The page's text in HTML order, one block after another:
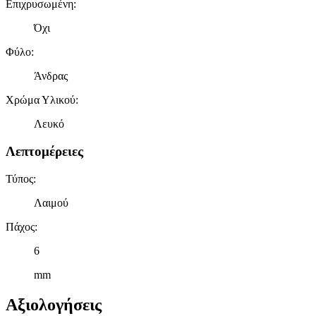
Επιχρυσωμένη:
Όχι
Φύλο:
Άνδρας
Χρώμα Υλικού:
Λευκό
Λεπτομέρειες
Τύπος:
Λαιμού
Πάχος:
6
mm
Αξιολογήσεις